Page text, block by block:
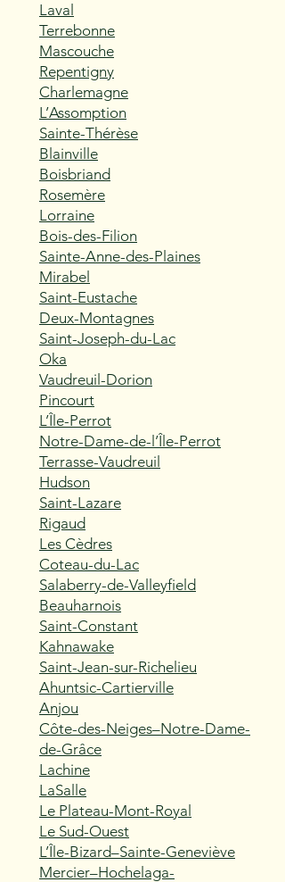
Laval
Terrebonne
Mascouche
Repentigny
Charlemagne
L’Assomption
Sainte-Thérèse
Blainville
Boisbriand
Rosemère
Lorraine
Bois-des-Filion
Sainte-Anne-des-Plaines
Mirabel
Saint-Eustache
Deux-Montagnes
Saint-Joseph-du-Lac
Oka
Vaudreuil-Dorion
Pincourt
L’Île-Perrot
Notre-Dame-de-l’Île-Perrot
Terrasse-Vaudreuil
Hudson
Saint-Lazare
Rigaud
Les Cèdres
Coteau-du-Lac
Salaberry-de-Valleyfield
Beauharnois
Saint-Constant
Kahnawake
Saint-Jean-sur-Richelieu
Ahuntsic-Cartierville
Anjou
Côte-des-Neiges–Notre-Dame-
de-Grâce
Lachine
LaSalle
Le Plateau-Mont-Royal
Le Sud-Ouest
L’Île-Bizard–Sainte-Geneviève
Mercier–Hochelaga-